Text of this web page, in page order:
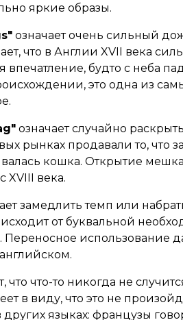
яркие образы.
означает очень сильный
что в Англии XVII века
впечатление, будто с неба
это одна из
означает случайно
рынках продавали то, что
кошка. Открытие
XVIII века.
замедлить темп или
от буквальной
Переносное использование
что что-то никогда не
в виду, что это не
языках: французы